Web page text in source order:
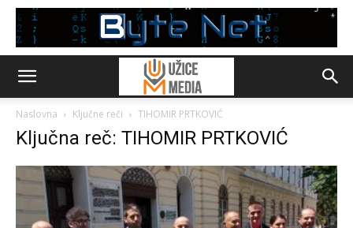
Naslovna Ključne reči TIHOMIR PRTKOVIĆ
Ključna reč: TIHOMIR PRTKOVIĆ